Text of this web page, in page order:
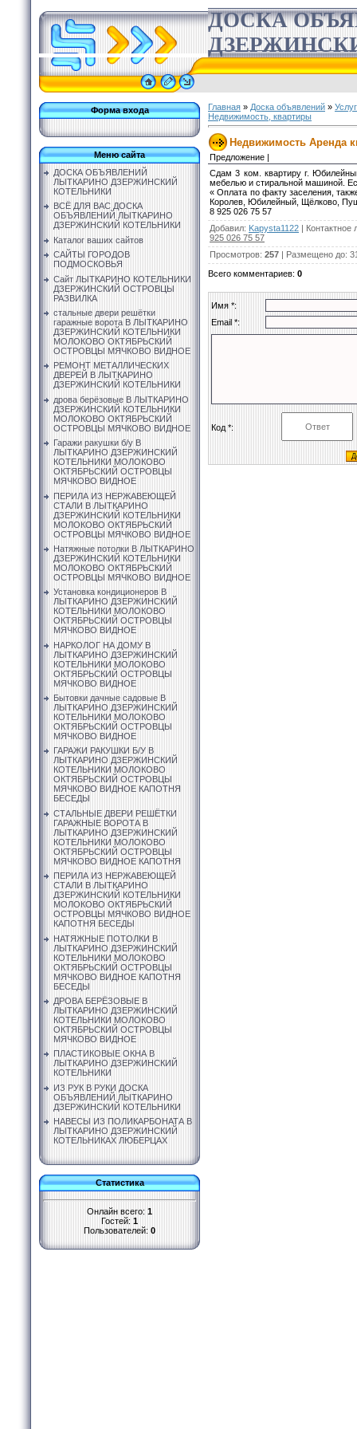
ДОСКА
Форма входа
Меню сайта
ДОСКА ОБЪЯВЛЕНИЙ
ЛЫТКАРИНО ДЗЕРЖИНСКИЙ
КОТЕЛЬНИКИ
ВСЁ ДЛЯ ВАС ДОСКА
ОБЪЯВЛЕНИЙ ЛЫТКАРИНО
ДЗЕРЖИНСКИЙ КОТЕЛЬНИКИ
Каталог ваших сайтов
САЙТЫ ГОРОДОВ
ПОДМОСКОВЬЯ
Сайт ЛЫТКАРИНО КОТЕЛЬНИКИ
ДЗЕРЖИНСКИЙ ОСТРОВЦЫ
РАЗВИЛКА
стальные двери решётки
гаражные ворота В ЛЫТКАРИНО
ДЗЕРЖИНСКИЙ КОТЕЛЬНИКИ
МОЛОКОВО ОКТЯБРЬСКИЙ
ОСТРОВЦЫ МЯЧКОВО ВИДНОЕ
РЕМОНТ МЕТАЛЛИЧЕСКИХ
ДВЕРЕЙ В ЛЫТКАРИНО
ДЗЕРЖИНСКИЙ КОТЕЛЬНИКИ
дрова берёзовые В ЛЫТКАРИНО
ДЗЕРЖИНСКИЙ КОТЕЛЬНИКИ
МОЛОКОВО ОКТЯБРЬСКИЙ
ОСТРОВЦЫ МЯЧКОВО ВИДНОЕ
Гаражи ракушки б/у В
ЛЫТКАРИНО ДЗЕРЖИНСКИЙ
КОТЕЛЬНИКИ МОЛОКОВО
ОКТЯБРЬСКИЙ ОСТРОВЦЫ
МЯЧКОВО ВИДНОЕ
ПЕРИЛА ИЗ НЕРЖАВЕЮЩЕЙ
СТАЛИ В ЛЫТКАРИНО
ДЗЕРЖИНСКИЙ КОТЕЛЬНИКИ
МОЛОКОВО ОКТЯБРЬСКИЙ
ОСТРОВЦЫ МЯЧКОВО ВИДНОЕ
Натяжные потолки В ЛЫТКАРИНО
ДЗЕРЖИНСКИЙ КОТЕЛЬНИКИ
МОЛОКОВО ОКТЯБРЬСКИЙ
ОСТРОВЦЫ МЯЧКОВО ВИДНОЕ
Установка кондиционеров В
ЛЫТКАРИНО ДЗЕРЖИНСКИЙ
КОТЕЛЬНИКИ МОЛОКОВО
ОКТЯБРЬСКИЙ ОСТРОВЦЫ
МЯЧКОВО ВИДНОЕ
НАРКОЛОГ НА ДОМУ В
ЛЫТКАРИНО ДЗЕРЖИНСКИЙ
КОТЕЛЬНИКИ МОЛОКОВО
ОКТЯБРЬСКИЙ ОСТРОВЦЫ
МЯЧКОВО ВИДНОЕ
Бытовки дачные садовые В
ЛЫТКАРИНО ДЗЕРЖИНСКИЙ
КОТЕЛЬНИКИ МОЛОКОВО
ОКТЯБРЬСКИЙ ОСТРОВЦЫ
МЯЧКОВО ВИДНОЕ
ГАРАЖИ РАКУШКИ Б/У В
ЛЫТКАРИНО ДЗЕРЖИНСКИЙ
КОТЕЛЬНИКИ МОЛОКОВО
ОКТЯБРЬСКИЙ ОСТРОВЦЫ
МЯЧКОВО ВИДНОЕ КАПОТНЯ
БЕСЕДЫ
СТАЛЬНЫЕ ДВЕРИ РЕШЁТКИ
ГАРАЖНЫЕ ВОРОТА В
ЛЫТКАРИНО ДЗЕРЖИНСКИЙ
КОТЕЛЬНИКИ МОЛОКОВО
ОКТЯБРЬСКИЙ ОСТРОВЦЫ
МЯЧКОВО ВИДНОЕ КАПОТНЯ
ПЕРИЛА ИЗ НЕРЖАВЕЮЩЕЙ
СТАЛИ В ЛЫТКАРИНО
ДЗЕРЖИНСКИЙ КОТЕЛЬНИКИ
МОЛОКОВО ОКТЯБРЬСКИЙ
ОСТРОВЦЫ МЯЧКОВО ВИДНОЕ
КАПОТНЯ БЕСЕДЫ
НАТЯЖНЫЕ ПОТОЛКИ В
ЛЫТКАРИНО ДЗЕРЖИНСКИЙ
КОТЕЛЬНИКИ МОЛОКОВО
ОКТЯБРЬСКИЙ ОСТРОВЦЫ
МЯЧКОВО ВИДНОЕ КАПОТНЯ
БЕСЕДЫ
ДРОВА БЕРЁЗОВЫЕ В
ЛЫТКАРИНО ДЗЕРЖИНСКИЙ
КОТЕЛЬНИКИ МОЛОКОВО
ОКТЯБРЬСКИЙ ОСТРОВЦЫ
МЯЧКОВО ВИДНОЕ
ПЛАСТИКОВЫЕ ОКНА В
ЛЫТКАРИНО ДЗЕРЖИНСКИЙ
КОТЕЛЬНИКИ
ИЗ РУК В РУКИ ДОСКА
ОБЪЯВЛЕНИЙ ЛЫТКАРИНО
ДЗЕРЖИНСКИЙ КОТЕЛЬНИКИ
НАВЕСЫ ИЗ ПОЛИКАРБОНАТА В
ЛЫТКАРИНО ДЗЕРЖИНСКИЙ
КОТЕЛЬНИКАХ ЛЮБЕРЦАХ
Статистика
Онлайн всего: 1
Гостей: 1
Пользователей: 0
Главная » Доска объявлений »
Недвижимость, квартиры
Недвижимость Аренда
Предложение |
Сдам 3 ком. квартиру г.
мебелью и стиральной машиной.
« Оплата по факту заселения,
Королев, Юбилейный, Щёлково,
8 925 026 75 57
Добавил: Kapysta1122 | Контактное
925 026 75 57
Просмотров: 257 | Размещено до:
Всего комментариев: 0
Имя *:
Email *:
Код *: